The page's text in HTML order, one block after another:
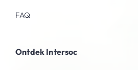
FAQ
Ontdek Intersoc